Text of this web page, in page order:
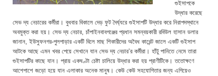
গুইসাপকে
উদ্ধার করেছে
সেভ দ্য নেচারের কর্মীরা। বুধবার বিকালে দেড় ফুট দৈর্ঘ্যরে গুইসাপটি উদ্ধার করে নিরাপদস্থানে
অবমুক্ত করা হয়। সেভ দ্য নেচার, চাঁপাইনবাবগঞ্জের প্রধান সমন্বয়কারী রবিউল হাসান ডলার
জানান, ইউসুফনগর-পুলপাড়ার একটি বিলে মাছ শিকারীদের অবৈধ কারেন্ট জালে একটি গুইসাপ
আটকে আছে এমন খবর পেয়ে সেখানে যান সেভ দ্য নেচার’র কর্মীরা। হাঁটু পানিতে নেমে তারা
গুইসাপটির কাছে যান। প্রায় একঘণ্টা চেষ্টা চালিয়ে উদ্ধার করা হয় প্রাণীটিকে। ততোক্ষণে
আশেপাশে জড়ো হয়ে যান এলাকার অনেক মানুষ। কেউ কেউ সহযোগিতার জন্য এগিয়েও